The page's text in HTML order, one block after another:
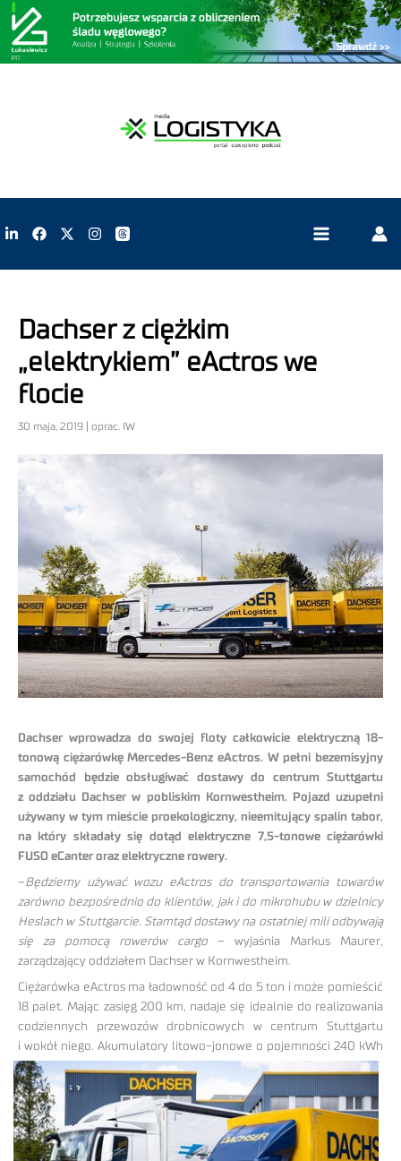
Dachser z ciężkim
„elektrykiem” eActros we
flocie
30 maja, 2019 | oprac. IW
Dachser wprowadza do swojej floty całkowicie elektryczną 18-
tonową ciężarówkę Mercedes-Benz eActros. W pełni bezemisyjny
samochód będzie obsługiwać dostawy do centrum Stuttgartu
z oddziału Dachser w pobliskim Kornwestheim. Pojazd uzupełni
używany w tym mieście proekologiczny, nieemitujący spalin tabor,
na który składały się dotąd elektryczne 7,5-tonowe ciężarówki
FUSO eCanter oraz elektryczne rowery.
–Będziemy używać wozu eActros do transportowania towarów
zarówno bezpośrednio do klientów, jak i do mikrohubu w dzielnicy
Heslach w Stuttgarcie. Stamtąd dostawy na ostatniej mili odbywają
się za pomocą rowerów cargo – wyjaśnia Markus Maurer,
zarządzający oddziałem Dachser w Kornwestheim.
Ciężarówka eActros ma ładowność od 4 do 5 ton i może pomieścić
18 palet. Mając zasięg 200 km, nadaje się idealnie do realizowania
codziennych przewozów drobnicowych w centrum Stuttgartu
i wokół niego. Akumulatory litowo-jonowe o pojemności 240 kWh